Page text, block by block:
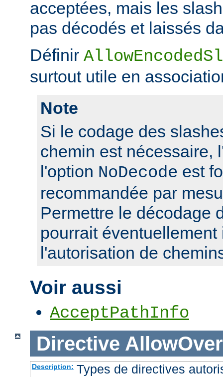
acceptées, mais les
pas décodés et laissés
Définir
surtout utile en
Note
Si le codage des
chemin est nécessaire,
l'option NoDecode est
recommandée par
Permettre le décodage
pourrait éventuellement
l'autorisation de
Voir aussi
AcceptPathInfo
Directive
Description: Types de directives